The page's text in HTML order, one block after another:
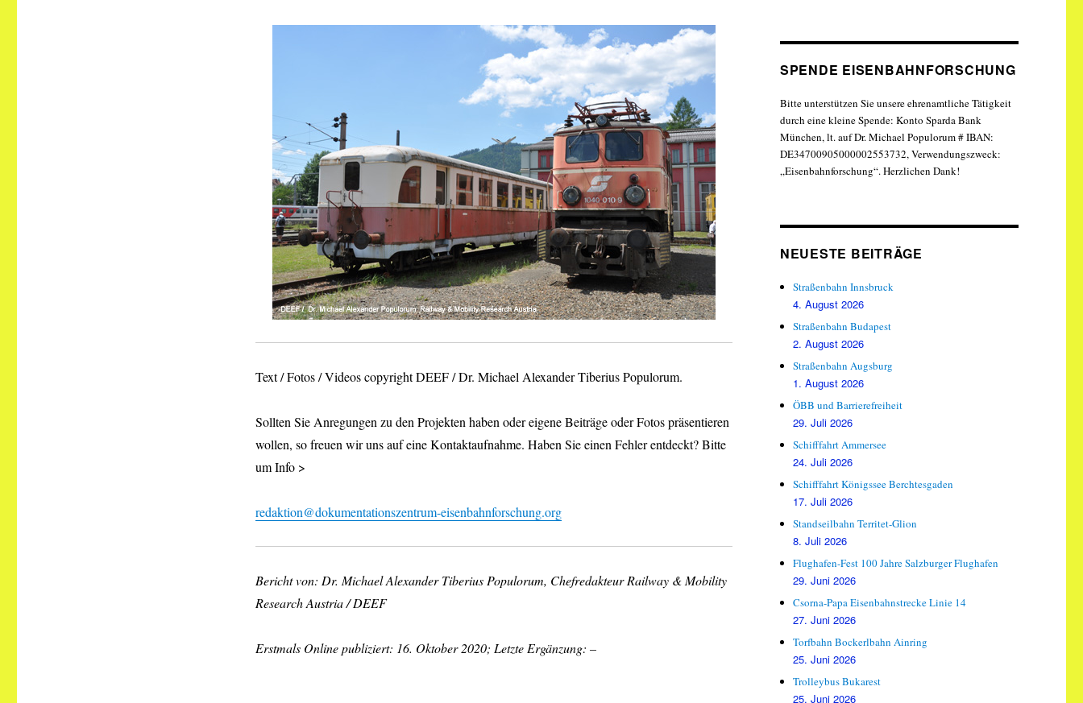
Text / Fotos / Videos copyright DEEF / Dr. Michael Alexander Tiberius Populorum.
Sollten Sie Anregungen zu den Projekten haben oder eigene Beiträge oder Fotos präsentieren
wollen, so freuen wir uns auf eine Kontaktaufnahme. Haben Sie einen Fehler entdeckt? Bitte
um Info >
redaktion@dokumentationszentrum-eisenbahnforschung.org
Bericht von: Dr. Michael Alexander Tiberius Populorum, Chefredakteur Railway & Mobility
Research Austria / DEEF
Erstmals Online publiziert: 16. Oktober 2020; Letzte Ergänzung: –
SPENDE EISENBAHNFORSCHUNG
Bitte unterstützen Sie unsere ehrenamtliche Tätigkeit
durch eine kleine Spende: Konto Sparda Bank
München, lt. auf Dr. Michael Populorum # IBAN:
DE34700905000002553732, Verwendungszweck:
„Eisenbahnforschung“. Herzlichen Dank!
NEUESTE BEITRÄGE
Straßenbahn Innsbruck
4. August 2026
Straßenbahn Budapest
2. August 2026
Straßenbahn Augsburg
1. August 2026
ÖBB und Barrierefreiheit
29. Juli 2026
Schifffahrt Ammersee
24. Juli 2026
Schifffahrt Königssee Berchtesgaden
17. Juli 2026
Standseilbahn Territet-Glion
8. Juli 2026
Flughafen-Fest 100 Jahre Salzburger Flughafen
29. Juni 2026
Csorna-Papa Eisenbahnstrecke Linie 14
27. Juni 2026
Torfbahn Bockerlbahn Ainring
25. Juni 2026
Trolleybus Bukarest
25. Juni 2026